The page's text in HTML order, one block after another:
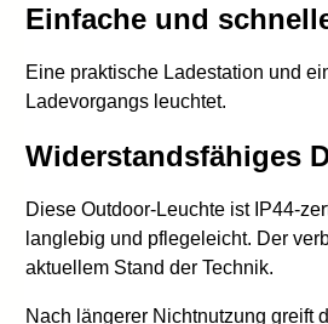
Einfache und
Eine praktische Ladestation und
Ladevorgangs leuchtet.
Widerstandsfähiges
Diese Outdoor-Leuchte ist IP44-
langlebig und pflegeleicht. Der
aktuellem Stand der Technik.
Nach längerer Nichtnutzung greift